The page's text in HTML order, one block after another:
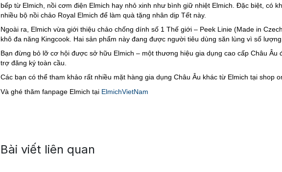
bếp từ Elmich, nồi cơm điện Elmich hay nhỏ xinh như bình giữ nhiệt Elmich. Đặc biệt, có
nhiều bộ nồi chảo Royal Elmich để làm quà tặng nhân dịp Tết này.
Ngoài ra, Elmich vừa giới thiệu chảo chống dính số 1 Thế giới – Peek Linie (Made in
khô đa năng Kingcook. Hai sản phẩm này đang được người tiêu dùng săn lùng vì số lượng
Bạn đừng bỏ lỡ cơ hội được sở hữu Elmich – một thương hiệu gia dụng cao cấp Châu Âu
trợ đăng ký toàn cầu.
Các bạn có thể tham khảo rất nhiều mặt hàng gia dụng Châu Âu khác từ Elmich tại shop
Và ghé thăm fanpage Elmich tại ElmichVietNam
Bài viết liên quan